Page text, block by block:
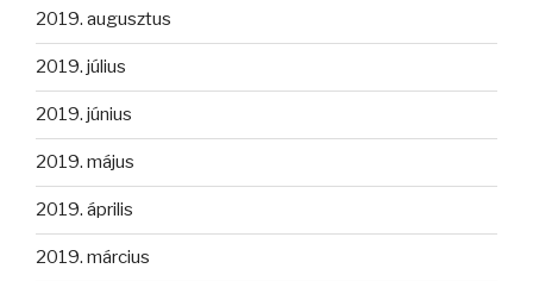
2019. augusztus
2019. július
2019. június
2019. május
2019. április
2019. március